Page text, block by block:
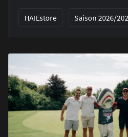
HAIEstore Saison 2026/